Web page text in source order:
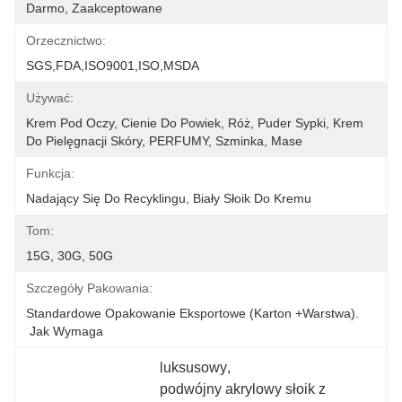
Darmo, Zaakceptowane
Orzecznictwo:
SGS,FDA,ISO9001,ISO,MSDA
Używać:
Krem Pod Oczy, Cienie Do Powiek, Róż, Puder Sypki, Krem
Do Pielęgnacji Skóry, PERFUMY, Szminka, Mase
Funkcja:
Nadający Się Do Recyklingu, Biały Słoik Do Kremu
Tom:
15G, 30G, 50G
Szczegóły Pakowania:
Standardowe Opakowanie Eksportowe (karton +warstwa).
Jak Wymaga
luksusowy,
podwójny akrylowy słoik z